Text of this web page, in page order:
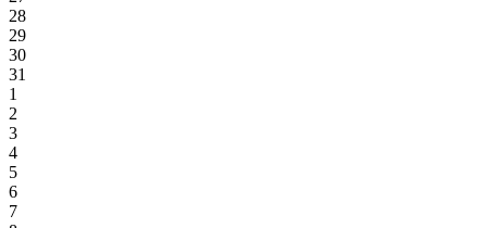
28
29
30
31
1
2
3
4
5
6
7